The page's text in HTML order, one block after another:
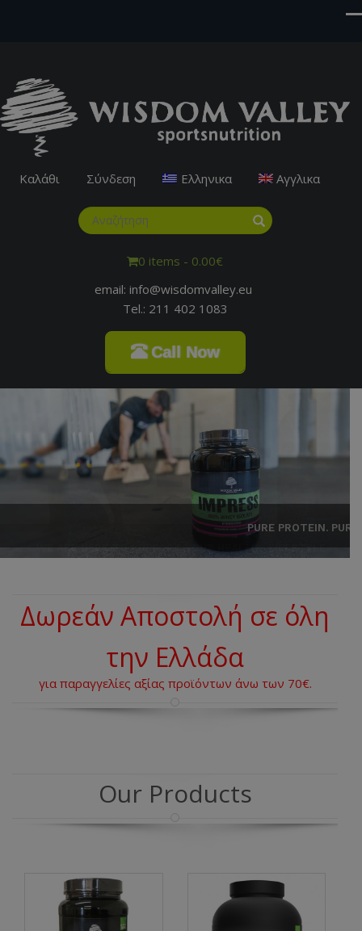
Καλάθι Σύνδεση Ελληνικα Αγγλικα
0 items - 0.00€
email: info@wisdomvalley.eu
Tel.: 211 402 1083
Call Now
PURE PROTEIN. PURE POWER
Δωρεάν Αποστολή σε όλη
την Ελλάδα
για παραγγελίες αξίας προϊόντων άνω των 70€.
Our Products